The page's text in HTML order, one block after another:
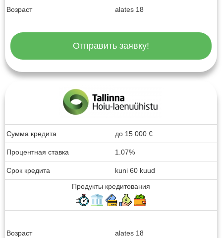
Возраст alates 18
Отправить заявку!
Сумма кредита до 15 000 €
Процентная ставка 1.07%
Срок кредита
kuni 60 kuud
Продукты кредитования
Возраст alates 18